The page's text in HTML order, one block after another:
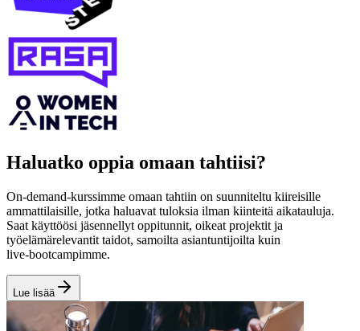
Haluatko oppia omaan tahtiisi?
On‑demand‑kurssimme omaan tahtiin on suunniteltu kiireisille
ammattilaisille, jotka haluavat tuloksia ilman kiinteitä aikatauluja.
Saat käyttöösi jäsennellyt oppitunnit, oikeat projektit ja
työelämärelevantit taidot, samoilta asiantuntijoilta kuin
live‑bootcampimme.
Lue lisää